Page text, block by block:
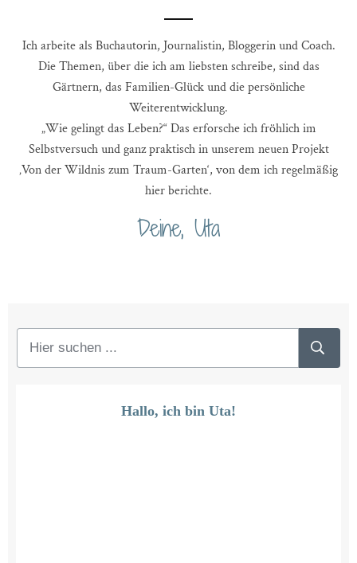
Ich arbeite als Buchautorin, Journalistin, Bloggerin und Coach.
Die Themen, über die ich am liebsten schreibe, sind das
Gärtnern, das Familien-Glück und die persönliche
Weiterentwicklung.
„Wie gelingt das Leben?“ Das erforsche ich fröhlich im
Selbstversuch und ganz praktisch in unserem neuen Projekt
‚Von der Wildnis zum Traum-Garten‘, von dem ich regelmäßig
hier berichte.
Deine, Uta
Hallo, ich bin Uta!